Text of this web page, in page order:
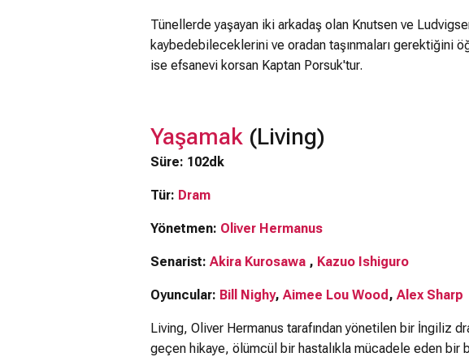
Tünellerde yaşayan iki arkadaş olan Knutsen ve
kaybedebileceklerini ve oradan taşınmaları gerektiğini
ise efsanevi korsan Kaptan Porsuk'tur.
Yaşamak (Living)
Süre: 102dk
Tür: Dram
Yönetmen: Oliver Hermanus
Senarist: Akira Kurosawa , Kazuo Ishiguro
Oyuncular: Bill Nighy, Aimee Lou Wood , Alex Sharp
Living, Oliver Hermanus tarafından yönetilen bir İngiliz
geçen hikaye, ölümcül bir hastalıkla mücadele eden bir